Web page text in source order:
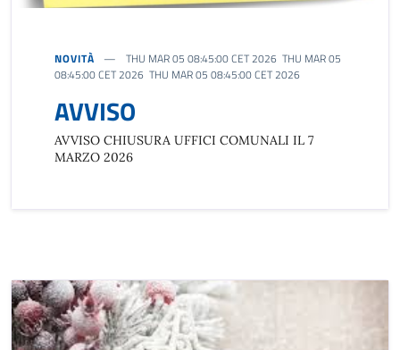
NOVITÀ
THU MAR 05 08:45:00 CET 2026 THU MAR 05
08:45:00 CET 2026 THU MAR 05 08:45:00 CET 2026
AVVISO
AVVISO CHIUSURA UFFICI COMUNALI IL 7
MARZO 2026